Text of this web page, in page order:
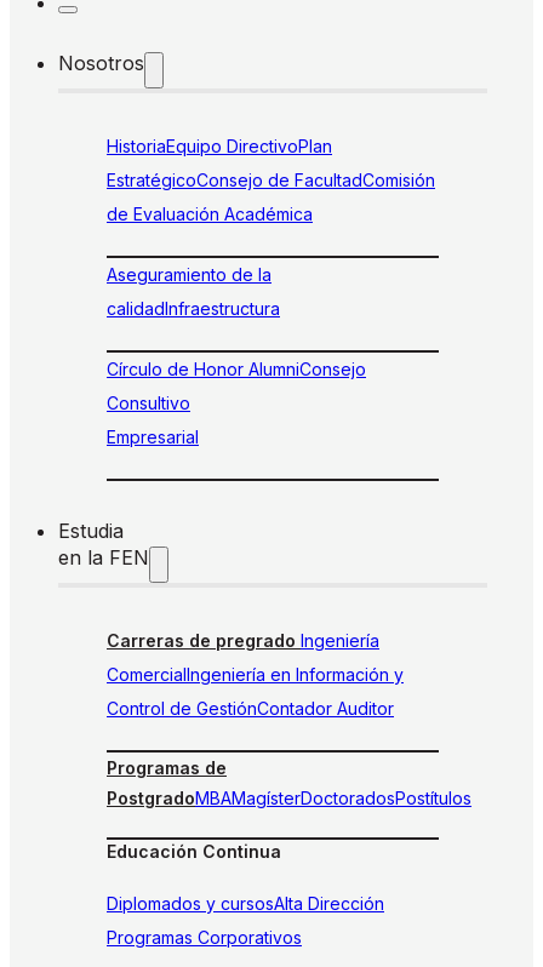
Nosotros
HistoriaEquipo DirectivoPlan
EstratégicoConsejo de FacultadComisión
de Evaluación Académica
Aseguramiento de la
calidadInfraestructura
Círculo de Honor AlumniConsejo
Consultivo
Empresarial
Estudia
en la FEN
Carreras de pregrado Ingeniería
ComercialIngeniería en Información y
Control de GestiónContador Auditor
Programas de
PostgradoMBAMagísterDoctoradosPostítulos
Educación Continua
Diplomados y cursosAlta Dirección
Programas Corporativos